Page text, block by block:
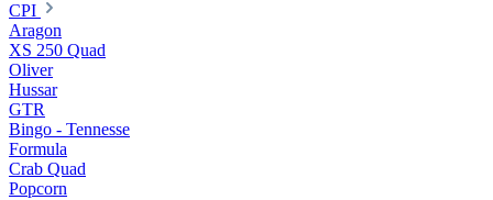
CPI
Aragon
XS 250 Quad
Oliver
Hussar
GTR
Bingo - Tennesse
Formula
Crab Quad
Popcorn